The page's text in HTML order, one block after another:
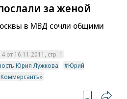
за женой
в МВД сочли общими
от 16.11.2011, стр. 1
Юрия Лужкова
Юрий